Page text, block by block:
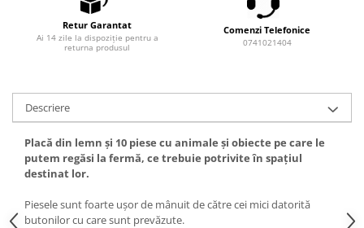
Retur Garantat
Ai 14 zile la dispoziție pentru a
returna produsul
Comenzi Telefonice
0741021404
Descriere
Placă din lemn și 10 piese cu animale şi obiecte pe care le
putem regăsi la fermă, ce trebuie potrivite în spațiul
destinat lor.
Piesele sunt foarte ușor de mânuit de către cei mici datorită
butonilor cu care sunt prevăzute.